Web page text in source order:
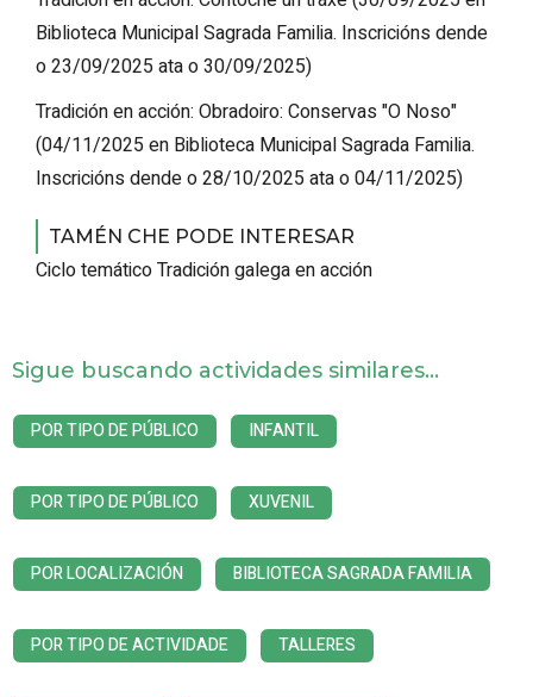
Biblioteca Municipal Sagrada Familia. Inscricións dende
o 23/09/2025 ata o 30/09/2025)
Tradición en acción: Obradoiro: Conservas "O Noso"
(04/11/2025 en Biblioteca Municipal Sagrada Familia.
Inscricións dende o 28/10/2025 ata o 04/11/2025)
TAMÉN CHE PODE INTERESAR
Ciclo temático Tradición galega en acción
Sigue buscando actividades similares...
POR TIPO DE PÚBLICO INFANTIL
POR TIPO DE PÚBLICO XUVENIL
POR LOCALIZACIÓN BIBLIOTECA SAGRADA FAMILIA
POR TIPO DE ACTIVIDADE TALLERES